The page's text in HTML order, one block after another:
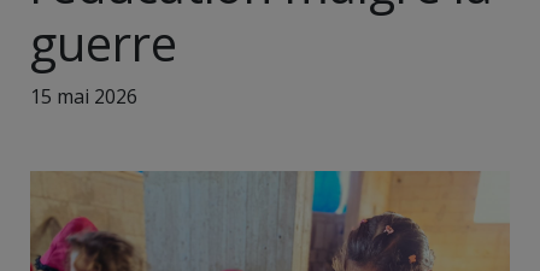
guerre
15 mai 2026